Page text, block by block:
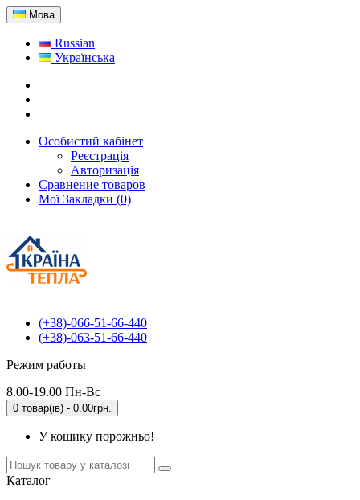
Мова
Russian
Українська
Особистий кабінет
Реєстрація
Авторизація
Сравнение товаров
Мої Закладки (0)
(+38)-066-51-66-440
(+38)-063-51-66-440
Режим работы
8.00-19.00 Пн-Вс
0 товар(ів) - 0.00грн.
У кошику порожньо!
Каталог